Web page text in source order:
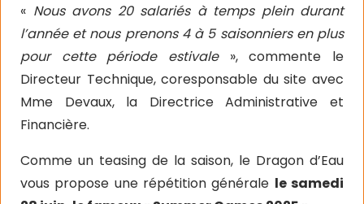
« Nous avons 20 salariés à temps plein durant
l’année et nous prenons 4 à 5 saisonniers en plus
pour cette période estivale », commente le
Directeur Technique, coresponsable du site avec
Mme Devaux, la Directrice Administrative et
Financière.
Comme un teasing de la saison, le Dragon d’Eau
vous propose une répétition générale le samedi